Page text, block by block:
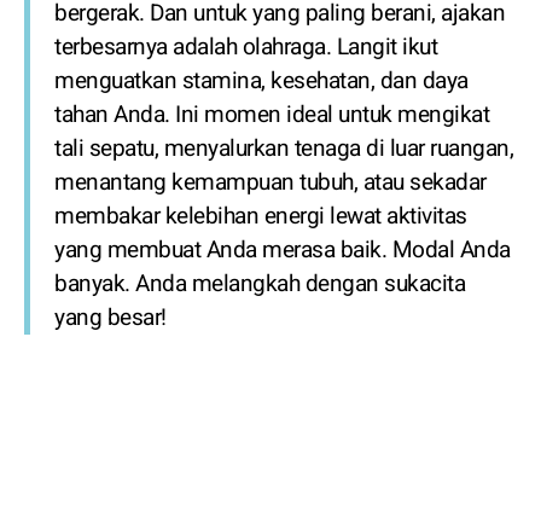
bergerak. Dan untuk yang paling berani, ajakan
terbesarnya adalah olahraga. Langit ikut
menguatkan stamina, kesehatan, dan daya
tahan Anda. Ini momen ideal untuk mengikat
tali sepatu, menyalurkan tenaga di luar ruangan,
menantang kemampuan tubuh, atau sekadar
membakar kelebihan energi lewat aktivitas
yang membuat Anda merasa baik. Modal Anda
banyak. Anda melangkah dengan sukacita
yang besar!